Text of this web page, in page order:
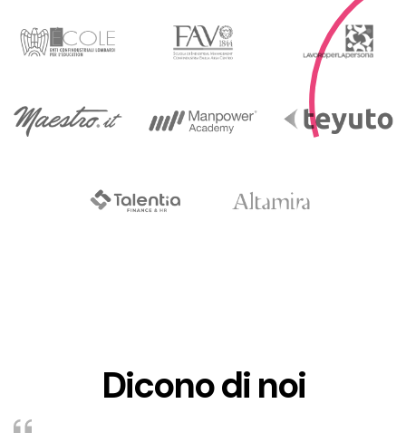
Dicono di noi